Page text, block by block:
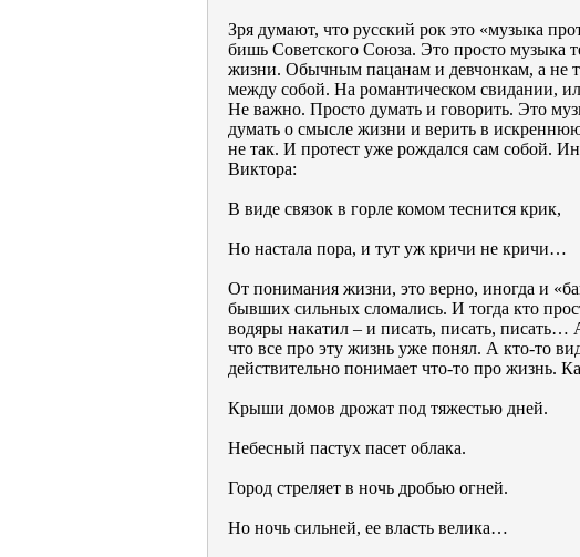
Зря думают, что русский рок это «музыка
бишь Советского Союза. Это просто музыка
жизни. Обычным пацанам и девчонкам, а не
между собой. На романтическом свидании,
Не важно. Просто думать и говорить. Это
думать о смысле жизни и верить в
не так. И протест уже рождался сам собой.
Виктора:
В виде связок в горле комом теснится крик,
Но настала пора, и тут уж кричи не кричи…
От понимания жизни, это верно, иногда и
бывших сильных сломались. И тогда кто
водяры накатил – и писать, писать,
что все про эту жизнь уже понял. А кто-то
действительно понимает что-то про жизнь.
Крыши домов дрожат под тяжестью дней.
Небесный пастух пасет облака.
Город стреляет в ночь дробью огней.
Но ночь сильней, ее власть велика…